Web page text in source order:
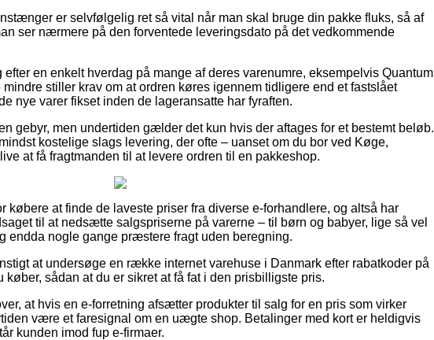
er selvfølgelig ret så vital når man skal bruge din pakke fluks, så af
ser nærmere på den forventede leveringsdato på det vedkommende
en enkelt hverdag på mange af deres varenumre, eksempelvis Quantum
stiller krav om at ordren køres igennem tidligere end et fastslået
nye varer fikset inden de lageransatte har fyraften.
gebyr, men undertiden gælder det kun hvis der aftages for et bestemt beløb.
kostelige slags levering, der ofte – uanset om du bor ved Køge,
at få fragtmanden til at levere ordren til en pakkeshop.
købere at finde de laveste priser fra diverse e-forhandlere, og altså har
til at nedsætte salgspriserne på varerne – til børn og babyer, lige så vel
endda nogle gange præstere fragt uden beregning.
at undersøge en række internet varehuse i Danmark efter rabatkoder på
sådan at du er sikret at få fat i den prisbilligste pris.
at hvis en e-forretning afsætter produkter til salg for en pris som virker
være et faresignal om en uægte shop. Betalinger med kort er heldigvis
kunden imod fup e-firmaer.